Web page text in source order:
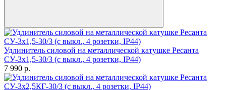
Удлинитель силовой на металлической катушке Ресанта
СУ-3х1,5-30/3 (с выкл., 4 розетки, IP44)
7 990 p.